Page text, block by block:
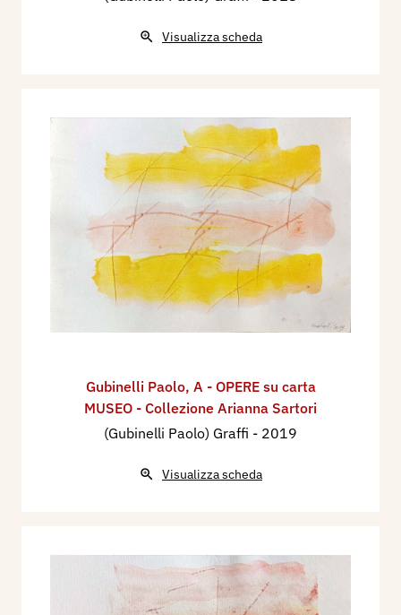
Visualizza scheda
Gubinelli Paolo, A - OPERE su carta
MUSEO - Collezione Arianna Sartori
(Gubinelli Paolo) Graffi - 2019
Visualizza scheda